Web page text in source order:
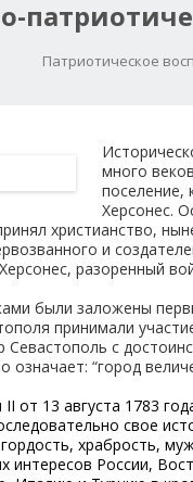
Патриотическое
много
поселение,
Херсонес.
христианство,
и
разоренный
были заложены
принимали
с
означает: “город
от 13 августа 1783
свое
храбрость,
интересов России,